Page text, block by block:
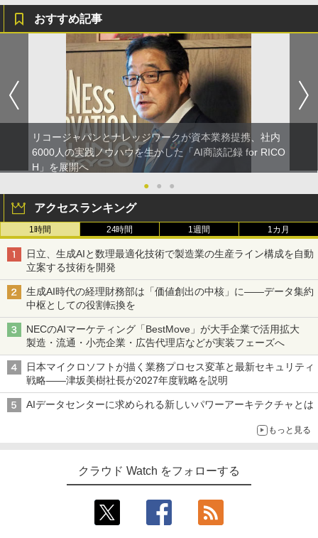
おすすめ記事
リコージャパンとナレッジワークが資本業務提携、社内
6000人の実践ノウハウを生かした「AI商談記録 for RICO
H」を展開へ
●
● ●
アクセスランキング
1時間 24時間 1週間 1カ月
日立、生成AIと数理最適化技術で製造業の生産ライン構成を自動
立案する技術を開発
生成AI時代の経理財務部は「価値創出の中核」に――データ集約
中枢としての役割転換を
NECのAIマーケティング「BestMove」が大手企業で活用拡大
製造・流通・小売企業・広告代理店などが実装フェーズへ
日本マイクロソフトが描く業務プロセス変革と最新セキュリティ
戦略――津坂美樹社長が2027年度戦略を説明
AIデータセンターに求められる新しいパワーアーキテクチャとは
もっと見る
クラウド Watch をフォローする